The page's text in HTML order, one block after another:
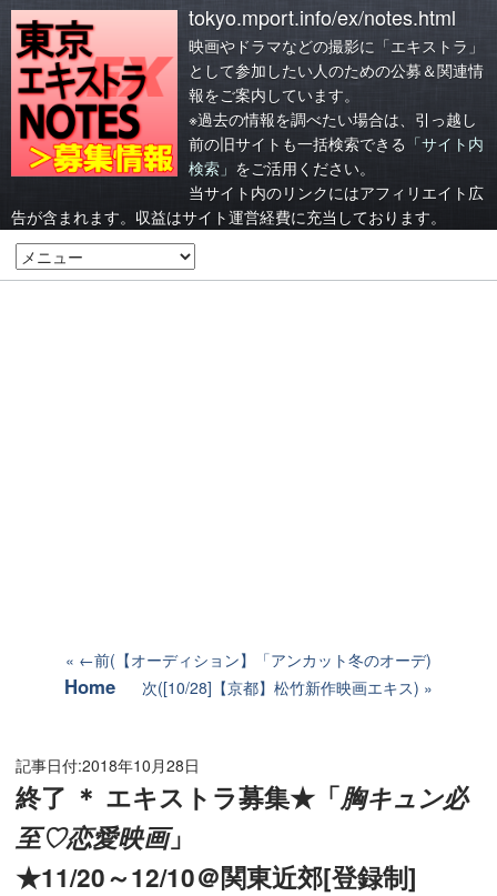
tokyo.mport.info/ex/notes.html
映画やドラマなどの撮影に「エキストラ」
として参加したい人のための公募＆関連情
報をご案内しています。
※過去の情報を調べたい場合は、引っ越し
前の旧サイトも一括検索できる 「サイト内
検索」 をご活用ください。
当サイト内のリンクにはアフィリエイト広
告が含まれます。収益はサイト運営経費に充当しております。
←前(【オーディション】「アンカット冬のオーデ)
Home 次([10/28]【京都】松竹新作映画エキス)
記事日付:2018年10月28日
終了 ＊ エキストラ募集★「胸キュン必
至♡恋愛映画」
★11/20～12/10＠関東近郊[登録制]